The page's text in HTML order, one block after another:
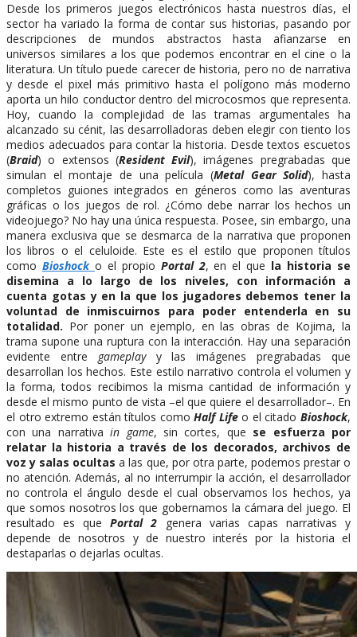
Desde los primeros juegos electrónicos hasta nuestros días, el
sector ha variado la forma de contar sus historias, pasando por
descripciones de mundos abstractos hasta afianzarse en
universos similares a los que podemos encontrar en el cine o la
literatura. Un título puede carecer de historia, pero no de narrativa
y desde el pixel más primitivo hasta el polígono más moderno
aporta un hilo conductor dentro del microcosmos que representa.
Hoy, cuando la complejidad de las tramas argumentales ha
alcanzado su cénit, las desarrolladoras deben elegir con tiento los
medios adecuados para contar la historia. Desde textos escuetos
(Braid) o extensos (Resident Evil), imágenes pregrabadas que
simulan el montaje de una película (Metal Gear Solid), hasta
completos guiones integrados en géneros como las aventuras
gráficas o los juegos de rol. ¿Cómo debe narrar los hechos un
videojuego? No hay una única respuesta. Posee, sin embargo, una
manera exclusiva que se desmarca de la narrativa que proponen
los libros o el celuloide. Este es el estilo que proponen títulos
como Bioshock o el propio Portal 2, en el que la historia se
disemina a lo largo de los niveles, con información a
cuenta gotas y en la que los jugadores debemos tener la
voluntad de inmiscuirnos para poder entenderla en su
totalidad. Por poner un ejemplo, en las obras de Kojima, la
trama supone una ruptura con la interacción. Hay una separación
evidente entre gameplayy las imágenes pregrabadas que
desarrollan los hechos. Este estilo narrativo controla el volumen y
la forma, todos recibimos la misma cantidad de información y
desde el mismo punto de vista –el que quiere el desarrollador–. En
el otro extremo están títulos comoHalf Lifeo el citadoBioshock,
con una narrativa in game, sin cortes, que se esfuerza por
relatar la historia a través de los decorados, archivos de
voz y salas ocultasa las que, por otra parte, podemos prestar o
no atención. Además, al no interrumpir la acción, el desarrollador
no controla el ángulo desde el cual observamos los hechos, ya
que somos nosotros los que gobernamos la cámara del juego. El
resultado es quePortal 2 genera varias capas narrativas y
depende de nosotros y de nuestro interés por la historia el
destaparlas o dejarlas ocultas.